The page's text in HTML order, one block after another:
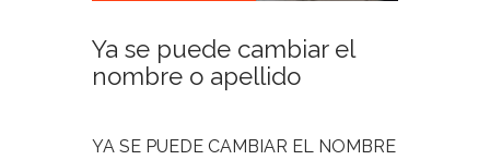
Contacto
Ya se puede cambiar el
nombre o apellido
YA SE PUEDE CAMBIAR EL NOMBRE